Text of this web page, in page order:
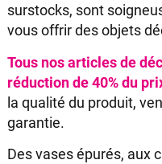
surstocks, sont
vous offrir des objets
Tous nos articles de
réduction de 40% du
la qualité du produit,
garantie.
Des vases épurés, aux